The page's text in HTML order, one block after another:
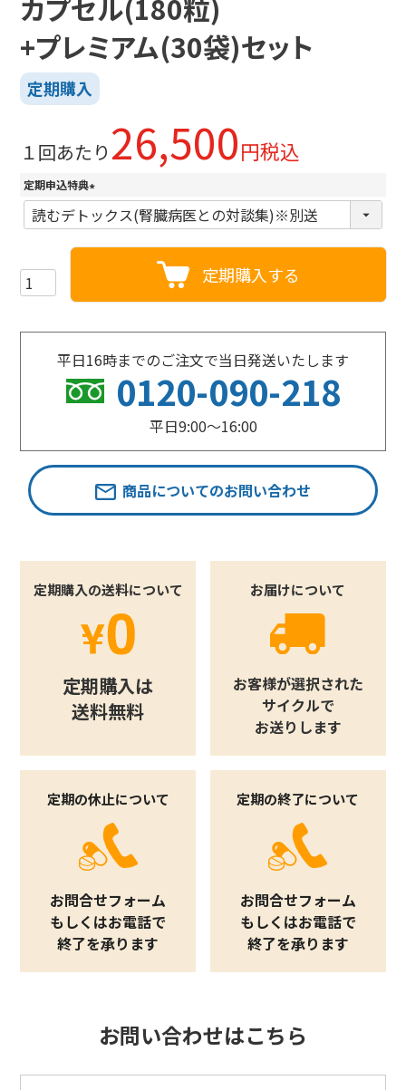
カプセル(180粒)
+プレミアム(30袋)セット
１回あたり 26,500 税込
定期申込特典
(
必
定期購入する
平日16時までのご注文で当日発送いたします
0120-090-218
平日9:00〜16:00
商品についてのお問い合わせ
定期購入の送料について
定期購入は
送料無料
お届けについて
お客様が選択された
サイクルで
お送りします
定期の休止について
お問合せフォーム
もしくはお電話で
終了を承ります
定期の終了について
お問合せフォーム
もしくはお電話で
終了を承ります
お問い合わせはこちら